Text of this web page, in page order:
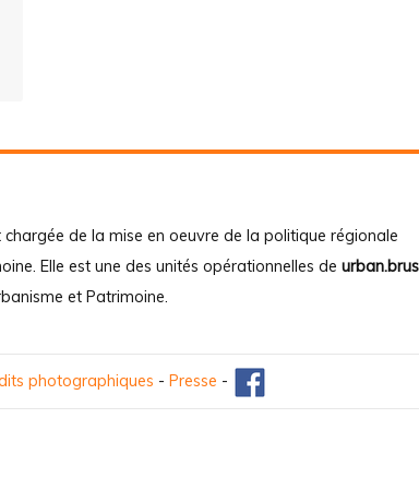
de la mise en oeuvre de la politique régionale
Elle est une des unités opérationnelles de
et Patrimoine.
photographiques - Presse -